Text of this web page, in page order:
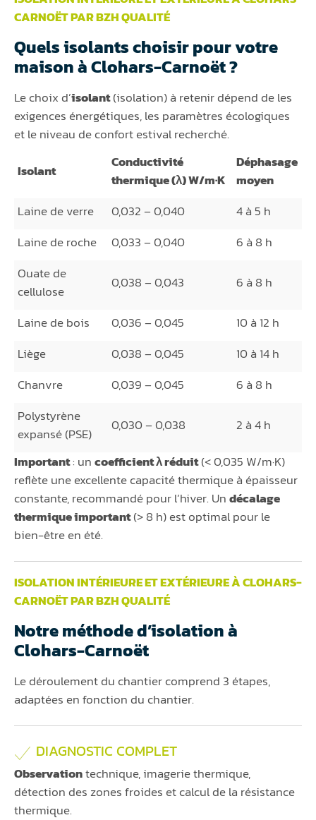
CARNOËT PAR BZH QUALITÉ
Quels isolants choisir pour votre
maison à Clohars-Carnoët ?
Le choix d’isolant(isolation) à retenir dépend de les
exigences énergétiques, les paramètres écologiques
et le niveau de confort estival recherché.
Isolant
Conductivité
thermique (λ) W/m·K
Déphasage
moyen
Laine de verre
0,032 – 0,040
4 à 5 h
Laine de roche
0,033 – 0,040
6 à 8 h
Ouate de
cellulose
0,038 – 0,043 6 à 8 h
Laine de bois 0,036 – 0,045
10 à 12 h
Liège
0,038 – 0,045
10 à 14 h
Chanvre
0,039 – 0,045
6 à 8 h
Polystyrène
expansé (PSE)
0,030 – 0,038
2 à 4 h
Important: uncoefficient λ réduit(< 0,035 W/m·K)
reflète une excellente capacité thermique à épaisseur
constante, recommandé pour l’hiver. Undécalage
thermique important(> 8 h) est optimal pour le
bien-être en été.
ISOLATION INTÉRIEURE ET EXTÉRIEURE À CLOHARS-
CARNOËT PAR BZH QUALITÉ
Notre méthode d’isolation à
Clohars-Carnoët
Le déroulement du chantier comprend 3 étapes,
adaptées en fonction du chantier.
DIAGNOSTIC COMPLET
Observationtechnique, imagerie thermique,
détection des zones froides et calcul de la résistance
thermique.